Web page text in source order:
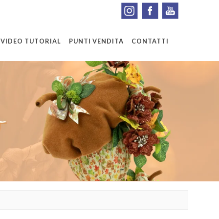
VIDEO TUTORIAL PUNTI VENDITA CONTATTI